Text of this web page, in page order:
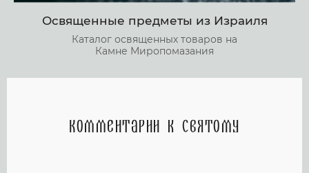
Освященные предметы из Израиля
Каталог освященных товаров на
Камне Миропомазания
Комментарии к святому